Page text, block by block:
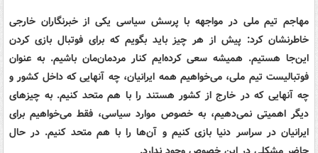
مهاجم تیم ملی در مواجهه با پرسش سیاسی یکی از خبرنگاران خارجی
خاطرنشان کرد: پیش از هر چیز باید بگویم که برای فوتبال بازی کردن
این‌جا هستیم. همیشه سعی کرده‌ایم کنار مردمان‌مان باشیم. به عنوان
فوتبالیست تیم ملی، می‌خواهیم همه ایرانیان، چه آنهایی که داخل کشور و
چه آنهایی که در خارج از کشور هستند را با هم متحد کنیم. به چیزهای
دیگر اهمیتی نمی‌دهیم، به خصوص موارد سیاسی، فقط می‌خواهیم برای
ایرانیان در سراسر دنیا بازی کنیم و آن‌ها را با هم متحد کنیم. در حال